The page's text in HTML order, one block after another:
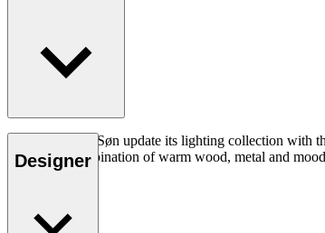
Carl Hansen & Søn update its lighting collection with
distinctive combination of warm wood, metal and
Designer